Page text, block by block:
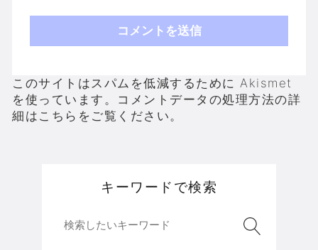
このサイトはスパムを低減するために Akismet
を使っています。 コメントデータの処理方法の詳
細はこちらをご覧ください。
キーワードで検索